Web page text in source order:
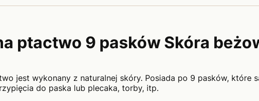
ptactwo 9 pasków Skóra
jest wykonany z naturalnej skóry. Posiada po 9 pasków, które
do paska lub plecaka, torby, itp.